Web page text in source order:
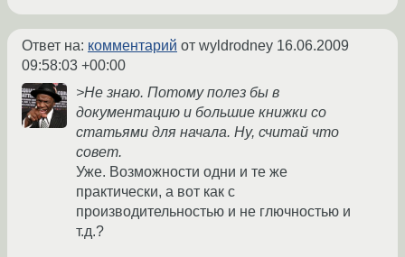
Ответ на: комментарий от wyldrodney 16.06.2009
09:58:03 +00:00
>Не знаю. Потому полез бы в
документацию и большие книжки со
статьями для начала. Ну, считай что
совет.
Уже. Возможности одни и те же
практически, а вот как с
производительностью и не глючностью и
т.д.?